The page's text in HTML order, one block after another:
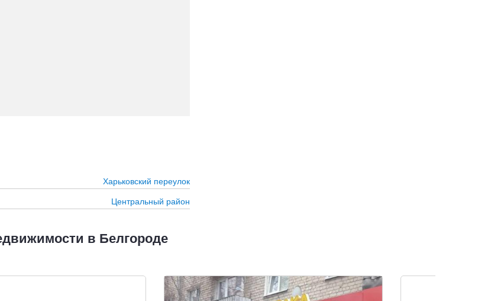
Харьковский переулок
Центральный район
в Белгороде